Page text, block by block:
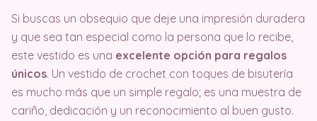
Si buscas un obsequio que deje una impresión duradera
y que sea tan especial como la persona que lo recibe,
este vestido es una excelente opción para regalos
únicos. Un vestido de crochet con toques de bisutería
es mucho más que un simple regalo; es una muestra de
cariño, dedicación y un reconocimiento al buen gusto.